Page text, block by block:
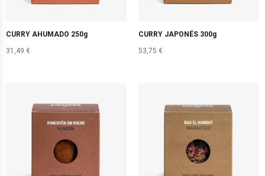
CURRY AHUMADO 250g
31,49 €
CURRY JAPONÉS 300g
53,75 €